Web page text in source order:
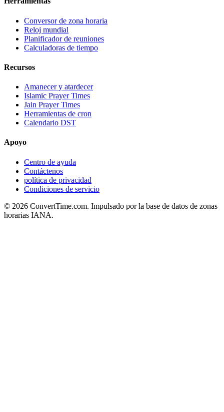
Conversor de zona horaria
Reloj mundial
Planificador de reuniones
Calculadoras de tiempo
Recursos
Amanecer y atardecer
Islamic Prayer Times
Jain Prayer Times
Herramientas de cron
Calendario DST
Apoyo
Centro de ayuda
Contáctenos
política de privacidad
Condiciones de servicio
© 2026 ConvertTime.com. Impulsado por la base de datos de zonas
horarias IANA.